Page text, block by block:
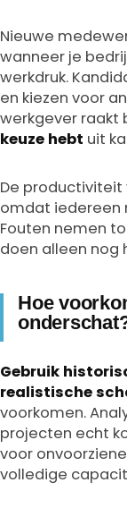
Nieuwe
wanneer je
werkdruk.
en kiezen voor
werkgever raakt
keuze hebt uit
De
omdat iedereen
Fouten nemen
doen alleen nog
Hoe
Gebruik
realistische
voorkomen.
projecten echt
voor
volledige